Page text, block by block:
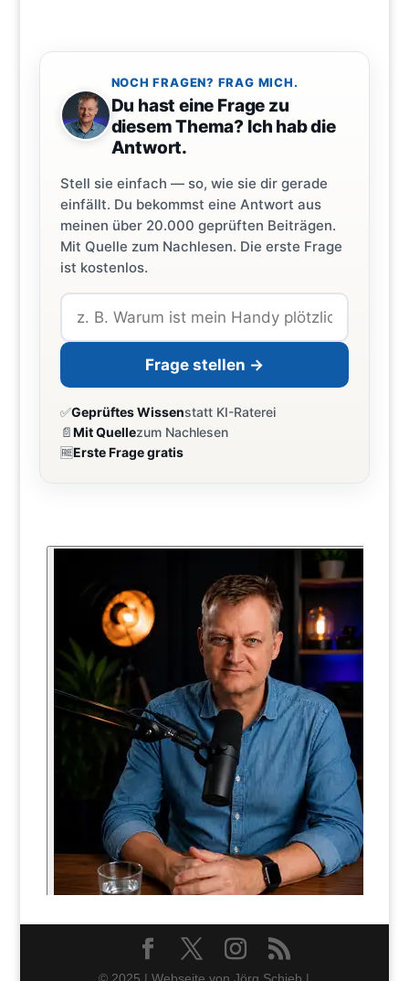
NOCH FRAGEN? FRAG MICH.
Du hast eine Frage zu
diesem Thema? Ich hab die
Antwort.
Stell sie einfach — so, wie sie dir gerade
einfällt. Du bekommst eine Antwort aus
meinen über 20.000 geprüften Beiträgen.
Mit Quelle zum Nachlesen. Die erste Frage
ist kostenlos.
Frage stellen →
✅Geprüftes Wissenstatt KI-Raterei
📄Mit Quellezum Nachlesen
🆓Erste Frage gratis
© 2025 | Webseite von Jörg Schieb |